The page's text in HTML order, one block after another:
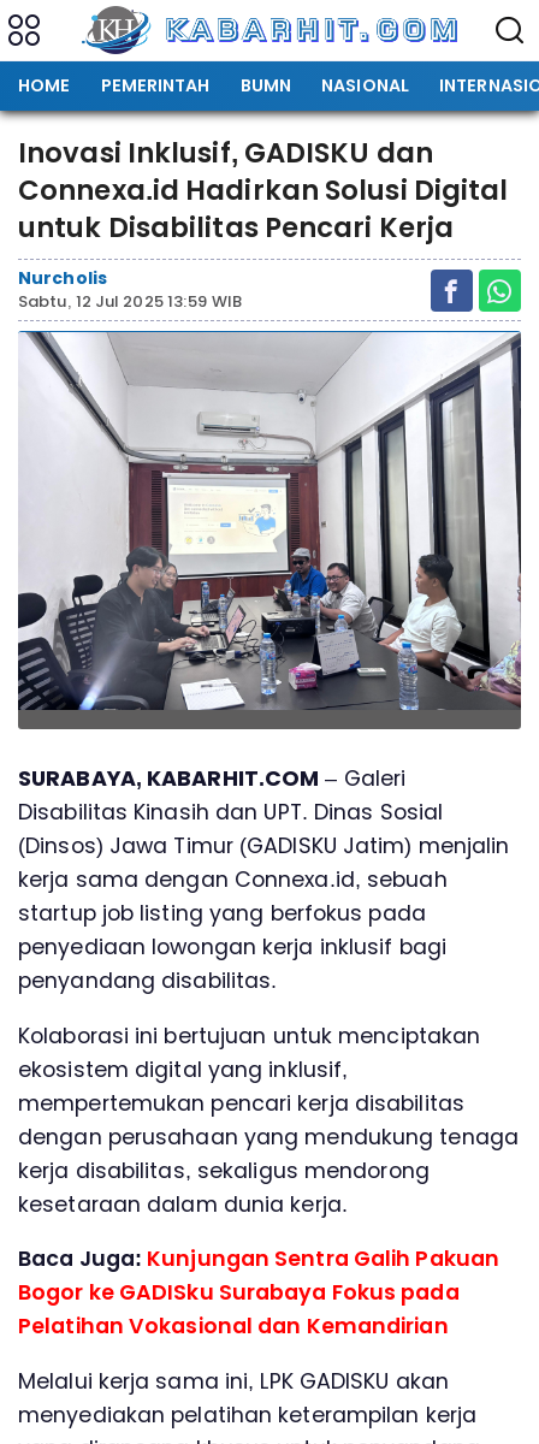
HOME PEMERINTAH BUMN NASIONAL
Inovasi Inklusif, GADISKU dan
Connexa.id Hadirkan Solusi Digital
untuk Disabilitas Pencari Kerja
Nurcholis
Sabtu, 12 Jul 2025 13:59 WIB
SURABAYA, KABARHIT.COM – Galeri
Disabilitas Kinasih dan UPT. Dinas Sosial
(Dinsos) Jawa Timur (GADISKU Jatim) menjalin
kerja sama dengan Connexa.id, sebuah
startup job listing yang berfokus pada
penyediaan lowongan kerja inklusif bagi
penyandang disabilitas.
Kolaborasi ini bertujuan untuk menciptakan
ekosistem digital yang inklusif,
mempertemukan pencari kerja disabilitas
dengan perusahaan yang mendukung tenaga
kerja disabilitas, sekaligus mendorong
kesetaraan dalam dunia kerja.
Baca Juga: Kunjungan Sentra Galih Pakuan
Bogor ke GADISku Surabaya Fokus pada
Pelatihan Vokasional dan Kemandirian
Melalui kerja sama ini, LPK GADISKU akan
menyediakan pelatihan keterampilan kerja